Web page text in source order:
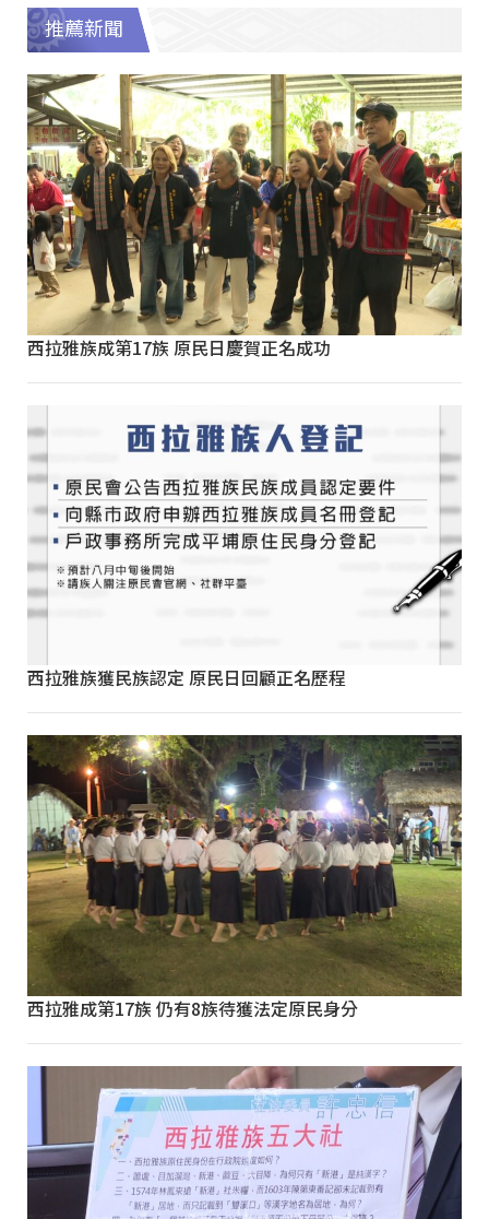
推薦新聞
西拉雅族成第17族 原民日慶賀正名成功
西拉雅族獲民族認定 原民日回顧正名歷程
西拉雅成第17族 仍有8族待獲法定原民身分